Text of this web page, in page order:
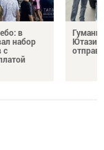
в
набор
с